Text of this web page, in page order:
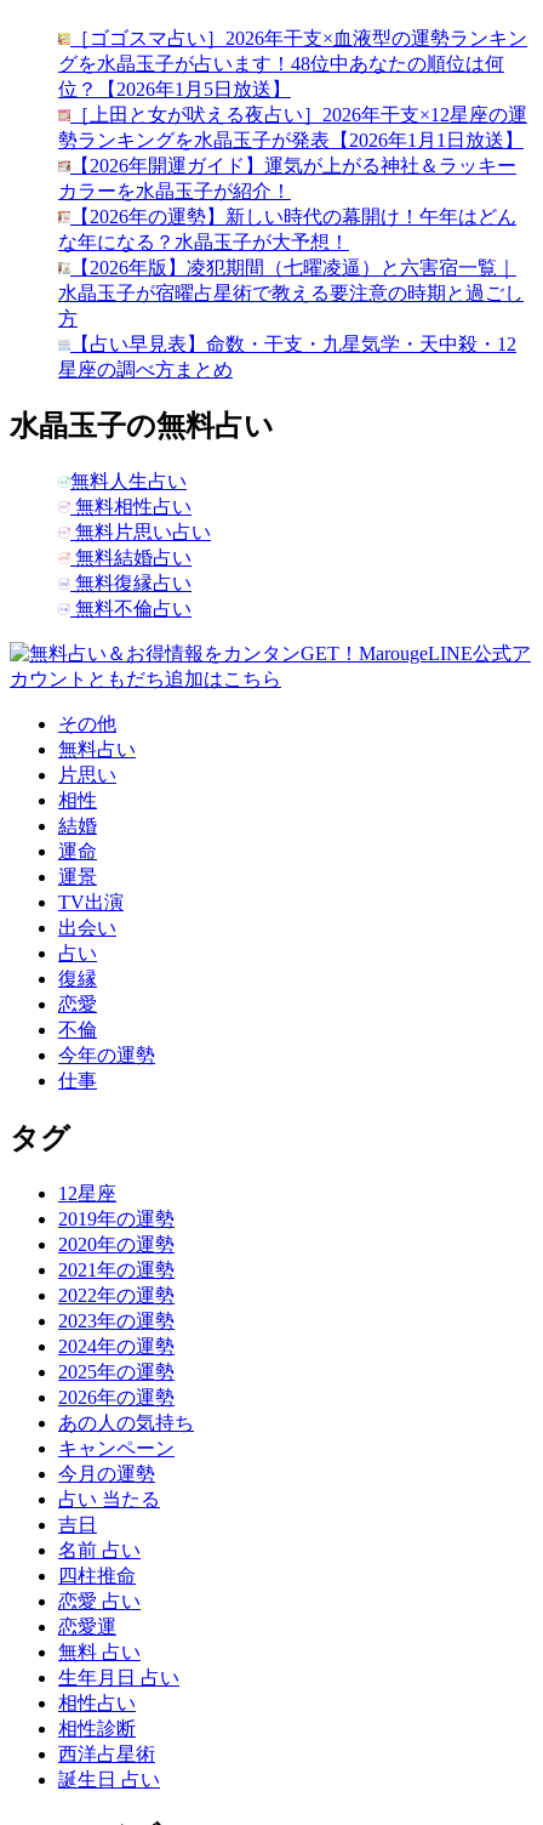
［ゴゴスマ占い］2026年干支×血液型の運勢ランキン
グを水晶玉子が占います！48位中あなたの順位は何
位？【2026年1月5日放送】
［上田と女が吠える夜占い］2026年干支×12星座の運
勢ランキングを水晶玉子が発表【2026年1月1日放送】
【2026年開運ガイド】運気が上がる神社＆ラッキー
カラーを水晶玉子が紹介！
【2026年の運勢】新しい時代の幕開け！午年はどん
な年になる？水晶玉子が大予想！
【2026年版】凌犯期間（七曜凌逼）と六害宿一覧｜
水晶玉子が宿曜占星術で教える要注意の時期と過ごし
方
【占い早見表】命数・干支・九星気学・天中殺・12
星座の調べ方まとめ
水晶玉子の無料占い
無料人生占い
無料相性占い
無料片思い占い
無料結婚占い
無料復縁占い
無料不倫占い
その他
無料占い
片思い
相性
結婚
運命
運景
TV出演
出会い
占い
復縁
恋愛
不倫
今年の運勢
仕事
タグ
12星座
2019年の運勢
2020年の運勢
2021年の運勢
2022年の運勢
2023年の運勢
2024年の運勢
2025年の運勢
2026年の運勢
あの人の気持ち
キャンペーン
今月の運勢
占い 当たる
吉日
名前 占い
四柱推命
恋愛 占い
恋愛運
無料 占い
生年月日 占い
相性占い
相性診断
西洋占星術
誕生日 占い